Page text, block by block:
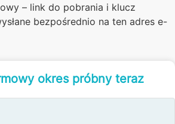
– link do pobrania i klucz
bezpośrednio na ten adres e-
okres próbny teraz